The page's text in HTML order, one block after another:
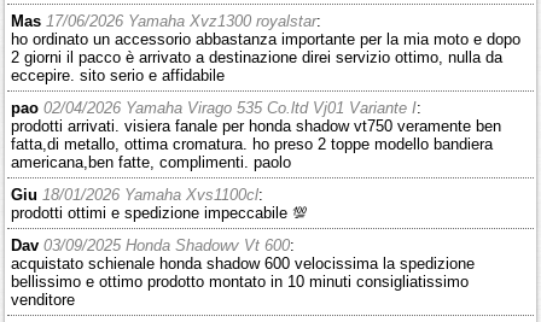
Mas 17/06/2026 Yamaha Xvz1300 royalstar:
ho ordinato un accessorio abbastanza importante per la mia moto e dopo
2 giorni il pacco è arrivato a destinazione direi servizio ottimo, nulla da
eccepire. sito serio e affidabile
pao 02/04/2026 Yamaha Virago 535 Co.ltd Vj01 Variante I:
prodotti arrivati. visiera fanale per honda shadow vt750 veramente ben
fatta,di metallo, ottima cromatura. ho preso 2 toppe modello bandiera
americana,ben fatte, complimenti. paolo
Giu 18/01/2026 Yamaha Xvs1100cl:
prodotti ottimi e spedizione impeccabile 💯
Dav 03/09/2025 Honda Shadowv Vt 600:
acquistato schienale honda shadow 600 velocissima la spedizione
bellissimo e ottimo prodotto montato in 10 minuti consigliatissimo
venditore